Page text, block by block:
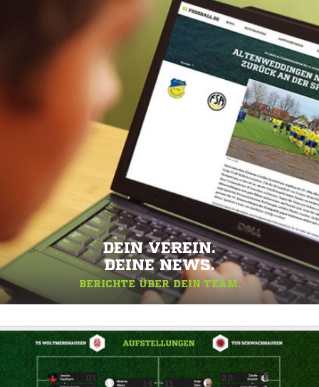
DEIN VEREIN.
DEINE NEWS.
BERICHTE ÜBER DEIN TEAM.